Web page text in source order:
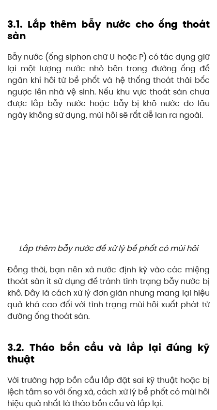
3.1. Lắp thêm bẫy nước cho ống thoát
sàn
Bẫy nước (ống siphon chữ U hoặc P) có tác dụng giữ
lại một lượng nước nhỏ bên trong đường ống để
ngăn khí hôi từ bể phốt và hệ thống thoát thải bốc
ngược lên nhà vệ sinh. Nếu khu vực thoát sàn chưa
được lắp bẫy nước hoặc bẫy bị khô nước do lâu
ngày không sử dụng, mùi hôi sẽ rất dễ lan ra ngoài.
Lắp thêm bẫy nước để xử lý bể phốt có mùi hôi
Đồng thời, bạn nên xả nước định kỳ vào các miệng
thoát sàn ít sử dụng để tránh tình trạng bẫy nước bị
khô. Đây là cách xử lý đơn giản nhưng mang lại hiệu
quả khá cao đối với tình trạng mùi hôi xuất phát từ
đường ống thoát sàn.
3.2. Tháo bồn cầu và lắp lại đúng kỹ
thuật
Với trường hợp bồn cầu lắp đặt sai kỹ thuật hoặc bị
lệch tâm so với ống xả, cách xử lý bể phốt có mùi hôi
hiệu quả nhất là tháo bồn cầu và lắp lại.